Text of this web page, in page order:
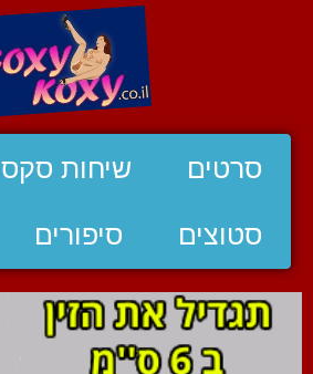
סרטים שיחות סקס
סטוצים סיפורים